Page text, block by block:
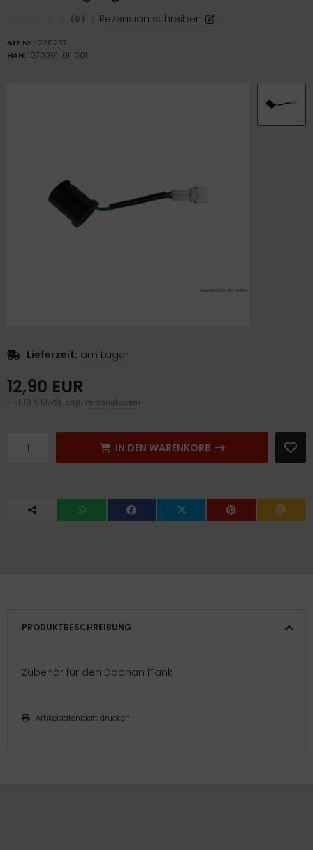
(0) Rezension schreiben
Art.Nr.: 220237
HAN: 1070301-01-001
Lieferzeit: am Lager
12,90 EUR
inkl. 19 % MwSt. zzgl. Versandkosten
IN DEN WARENKORB
PRODUKTBESCHREIBUNG
Zubehör für den Doohan iTank
Artikeldatenblatt drucken
Ersatzteile